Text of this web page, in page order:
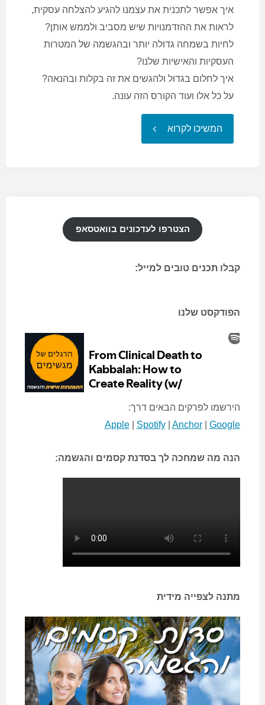
כשכירים)"
איך אפשר לתכנית את עצמנו להגיע להצלחה עסקית,
לראות את ההזדמנויות שיש מסביב ולממש אותן?
לחיות בשמחה גדולה יותר ובהגשמה של המטרות
העסקיות והאישיות שלנו?
איך לחלום בגדול ולהגשים את זה בקלות ובהנאה?
על כל אלו ועוד הקורס הזה עונה.
המשיכו לקרוא "טעימה
עסק
מצליח
כלים
של
יצירת
הצטרפו לעדכונים בוואטסאפ
קבלו תכנים טובים למייל:
הפודקסט שלנו
הירשמו לפרקים הבאים דרך:
Apple| Spotify| Anchor| Google
הנה מה שמחכה לך בסדנת קסמים והגשמה:
מתנה לצפייה מידית